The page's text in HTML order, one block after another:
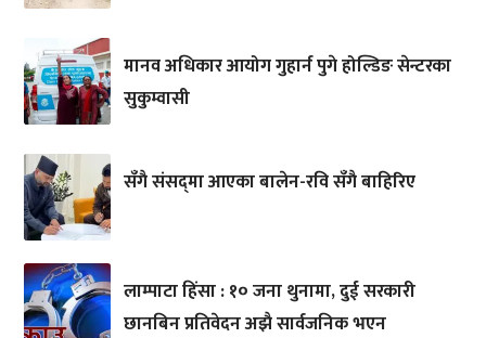
मानव अधिकार आयोग गुहार्न पुगे होल्डिङ सेन्टरका
सुकुम्वासी
सँगै संसद्‌मा आएका बालेन-रवि सँगै बाहिरिए
लाम्पाटा हिंसा : १० जना थुनामा, दुई सरकारी
छानबिन प्रतिवेदन अझै सार्वजनिक भएन